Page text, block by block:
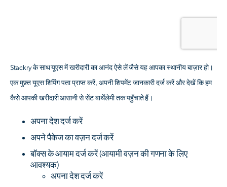
Stackry के साथ यूएस में खरीदारी का आनंद ऐसे लें जैसे यह आपका स्थानीय बाज़ार हो।
एक मुफ़्त यूएस शिपिंग पता प्राप्त करें, अपनी शिपमेंट जानकारी दर्ज करें और देखें कि हम
कैसे आपकी खरीदारी आसानी से सेंट बार्थेलेमी तक पहुँचाते हैं।
अपना देश दर्ज करें
अपने पैकेज का वज़न दर्ज करें
बॉक्स के आयाम दर्ज करें(आयामी वज़न की गणना के लिए
आवश्यक)
अपना देश दर्ज करें